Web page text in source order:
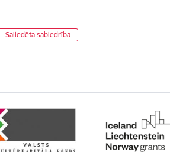
Saliedēta sabiedrība